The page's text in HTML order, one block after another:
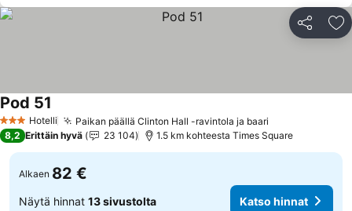
Jaa
3 Tähtiluokitus
Hotelli Paikan päällä Clinton Hall -ravintola ja baari
Pod 51
8,2 Erittäin hyvä 23 104 1.5 km kohteesta Times Square
Alkaen 82 €
Näytä hinnat 13 sivustolta Katso hinnat